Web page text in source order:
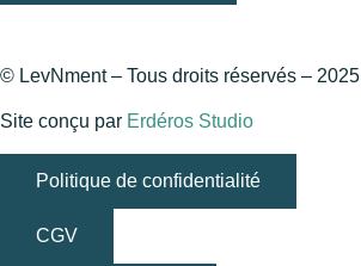
© LevNment – Tous droits réservés – 2025
Site conçu par Erdéros Studio
Politique de confidentialité
CGV